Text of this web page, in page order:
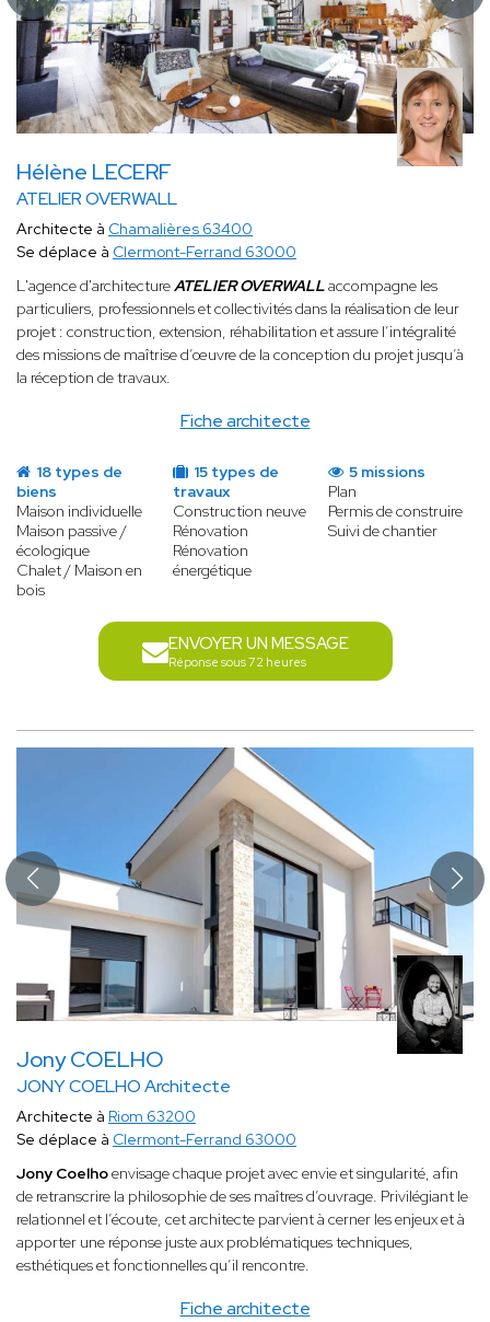
Hélène LECERF
ATELIER OVERWALL
Fiche architecte
Architecte à Chamalières 63400
Se déplace à Clermont-Ferrand 63000
L'agence d'architectureATELIER OVERWALLaccompagne les
particuliers, professionnels et collectivités dans la réalisation de leur
projet : construction, extension, réhabilitation et assure l’intégralité
des missions de maîtrise d’œuvre de la conception du projet jusqu’à
la réception de travaux.
18 types de
biens
Maison individuelle
Maison passive /
écologique
Chalet / Maison en
bois
15 types de
travaux
Construction neuve
Rénovation
Rénovation
énergétique
5 missions
Plan
Permis de construire
Suivi de chantier
ENVOYER UN MESSAGE
Réponse sous 72 heures
Jony COELHO
JONY COELHO Architecte
Fiche architecte
Architecte à Riom 63200
Se déplace à Clermont-Ferrand 63000
Jony Coelhoenvisage chaque projet avec envie et singularité, afin
de retranscrire la philosophie de ses maîtres d’ouvrage. Privilégiant le
relationnel et l’écoute, cet architecte parvient à cerner les enjeux et à
apporter une réponse juste aux problématiques techniques,
esthétiques et fonctionnelles qu’il rencontre.